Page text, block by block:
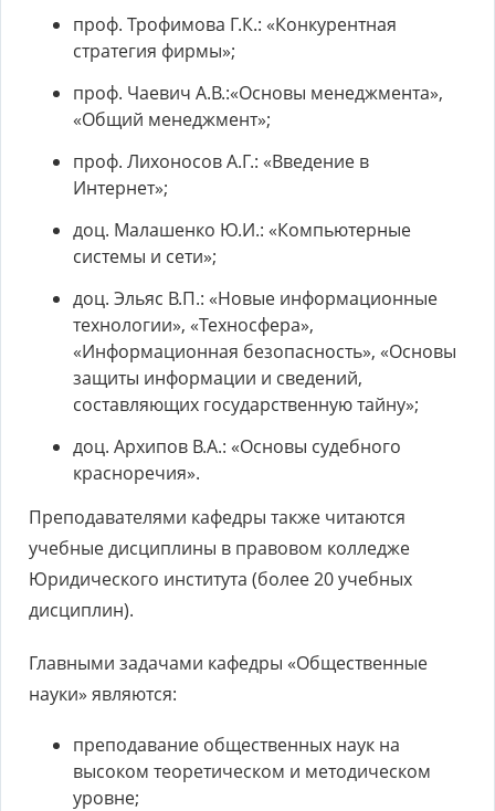
проф. Трофимова Г.К.: «Конкурентная
стратегия фирмы»;
проф. Чаевич А.В.:«Основы менеджмента»,
«Общий менеджмент»;
проф. Лихоносов А.Г.: «Введение в
Интернет»;
доц. Малашенко Ю.И.: «Компьютерные
системы и сети»;
доц. Эльяс В.П.: «Новые информационные
технологии», «Техносфера»,
«Информационная безопасность», «Основы
защиты информации и сведений,
составляющих государственную тайну»;
доц. Архипов В.А.: «Основы судебного
красноречия».
Преподавателями кафедры также читаются
учебные дисциплины в правовом колледже
Юридического института (более 20 учебных
дисциплин).
Главными задачами кафедры «Общественные
науки» являются:
преподавание общественных наук на
высоком теоретическом и методическом
уровне;